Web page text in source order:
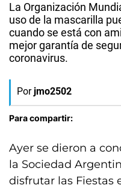
La Organización
uso de la mascarilla
cuando se está con
mejor garantía de
coronavirus.
Por jmo2502
Para compartir:
Ayer se dieron a
la Sociedad
disfrutar las Fiestas